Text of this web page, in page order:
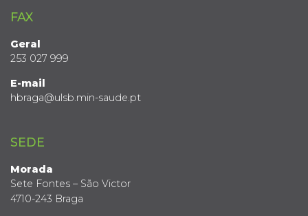
FAX
Geral
253 027 999
E-mail
hbraga@ulsb.min-saude.pt
SEDE
Morada
Sete Fontes – São Victor
4710-243 Braga